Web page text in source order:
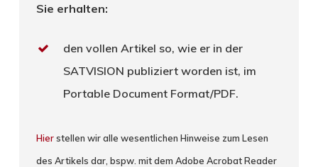
Sie erhalten:
den vollen Artikel so, wie er in der
SATVISION publiziert worden ist, im
Portable Document Format/PDF.
Hierstellen wir alle wesentlichen Hinweise zum Lesen
des Artikels dar, bspw. mit dem Adobe Acrobat Reader